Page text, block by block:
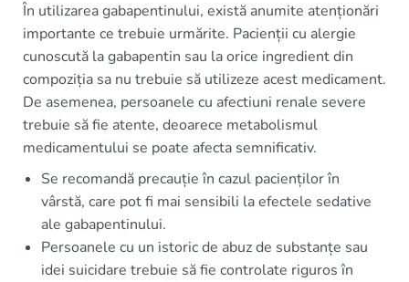
În utilizarea gabapentinului, există anumite atenționări
importante ce trebuie urmărite. Pacienții cu alergie
cunoscută la gabapentin sau la orice ingredient din
compoziția sa nu trebuie să utilizeze acest medicament.
De asemenea, persoanele cu afectiuni renale severe
trebuie să fie atente, deoarece metabolismul
medicamentului se poate afecta semnificativ.
Se recomandă precauție în cazul pacienților în
vârstă, care pot fi mai sensibili la efectele sedative
ale gabapentinului.
Persoanele cu un istoric de abuz de substanțe sau
idei suicidare trebuie să fie controlate riguros în